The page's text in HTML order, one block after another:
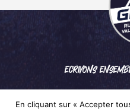
ECRIVONS
En cliquant sur « Accepter